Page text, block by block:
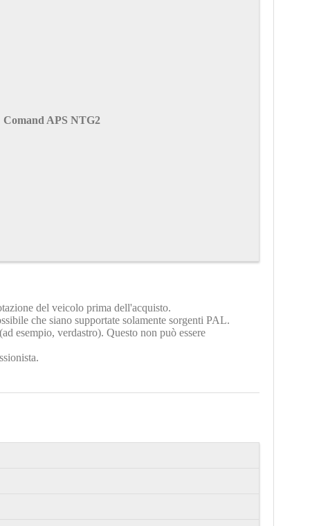
Comand APS NTG2
del veicolo prima dell'acquisto.
che siano supportate solamente sorgenti PAL.
esempio, verdastro). Questo non può essere